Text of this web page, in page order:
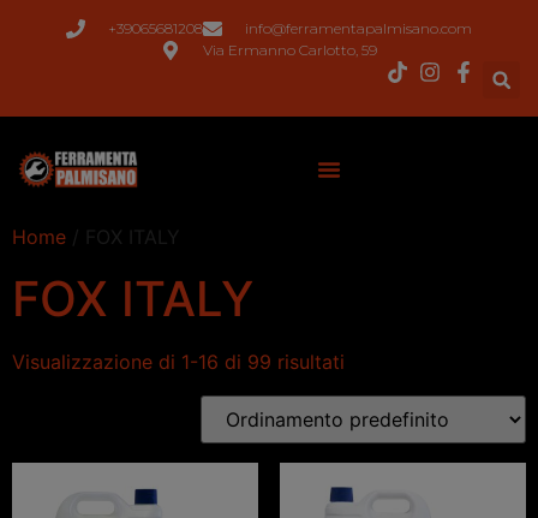
+39065681208
info@ferramentapalmisano.com
Via Ermanno Carlotto, 59
Home / FOX ITALY
FOX ITALY
Visualizzazione di 1-16 di 99 risultati